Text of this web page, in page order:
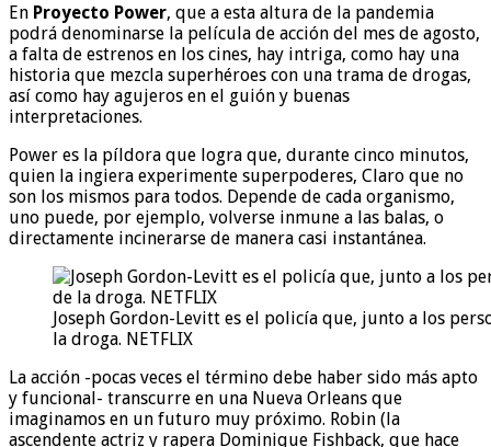
En Proyecto Power, que a esta altura de la pandemia
podrá denominarse la película de acción del mes de agosto,
a falta de estrenos en los cines, hay intriga, como hay una
historia que mezcla superhéroes con una trama de drogas,
así como hay agujeros en el guión y buenas
interpretaciones.
Power es la píldora que logra que, durante cinco minutos,
quien la ingiera experimente superpoderes, Claro que no
son los mismos para todos. Depende de cada organismo,
uno puede, por ejemplo, volverse inmune a las balas, o
directamente incinerarse de manera casi instantánea.
Joseph Gordon-Levitt es el policía que, junto a los
la droga. NETFLIX
La acción -pocas veces el término debe haber sido más apto
y funcional- transcurre en una Nueva Orleans que
imaginamos en un futuro muy próximo. Robin (la
ascendente actriz y rapera Dominique Fishback, que hace